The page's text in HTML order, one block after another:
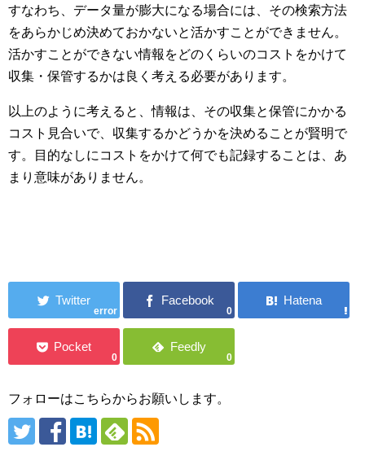
すなわち、データ量が膨大になる場合には、その検索方法
をあらかじめ決めておかないと活かすことができません。
活かすことができない情報をどのくらいのコストをかけて
収集・保管するかは良く考える必要があります。
以上のように考えると、情報は、その収集と保管にかかる
コスト見合いで、収集するかどうかを決めることが賢明で
す。目的なしにコストをかけて何でも記録することは、あ
まり意味がありません。
error 0
0 0
フォローはこちらからお願いします。